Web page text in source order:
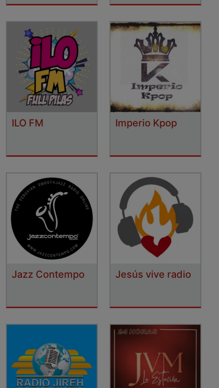
ILO FM Imperio Kpop
Jazz Contempo Jesús vive radio